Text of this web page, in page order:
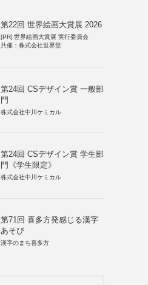
第22回 世界絵画大賞展 2026
[PR] 世界絵画大賞展 実行委員会
共催：株式会社世界堂
第24回 CSデザイン賞 一般部
門
株式会社中川ケミカル
第24回 CSデザイン賞 学生部
門《学生限定》
株式会社中川ケミカル
第71回 喜多方発感じる漢字
あそび
漢字のまち喜多方